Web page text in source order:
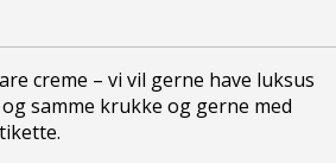
creme – vi vil gerne have luksus
samme krukke og gerne med